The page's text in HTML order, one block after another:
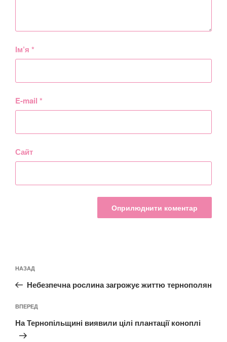
Ім’я *
E-mail *
Сайт
записів
Попередній
запис:
НАЗАД
Небезпечна рослина загрожує життю тернополян
Наступний
запис
ВПЕРЕД
На Тернопільщині виявили цілі плантації коноплі